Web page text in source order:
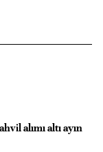
alımı altı ayın